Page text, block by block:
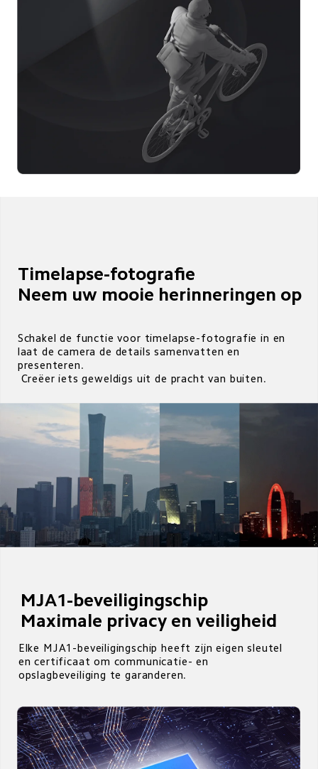
Timelapse-fotografie
Neem uw mooie herinneringen op
Schakel de functie voor timelapse-fotografie in en
laat de camera de details samenvatten en
presenteren.
Creëer iets geweldigs uit de pracht van buiten.
MJA1-beveiligingschip
Maximale privacy en veiligheid
Elke MJA1-beveiligingschip heeft zijn eigen sleutel
en certificaat om communicatie- en
opslagbeveiliging te garanderen.